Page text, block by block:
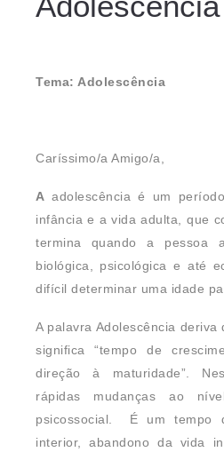
Tema: Adolescência
Caríssimo/a Amigo/a,
A adolescência é um
infância e a vida adulta, que
termina quando a pessoa
biológica, psicológica e até
difícil determinar uma idade
A palavra Adolescência deriva
significa “tempo de
direção à maturidade”.
rápidas mudanças ao
psicossocial. É um tempo
interior, abandono da vida